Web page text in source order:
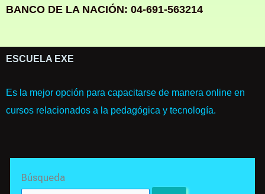
BANCO DE LA NACIÓN: 04-691-563214
ESCUELA EXE
Es la mejor opción para capacitarse de manera online en
cursos relacionados a la pedagógica y tecnología.
Búsqueda
for: